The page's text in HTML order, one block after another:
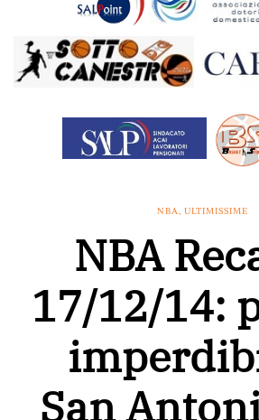
NBA, ULTIMISSIME
NBA
17/12/14:
San